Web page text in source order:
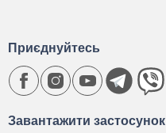
Завантажити застосунок
Приєднуйтесь